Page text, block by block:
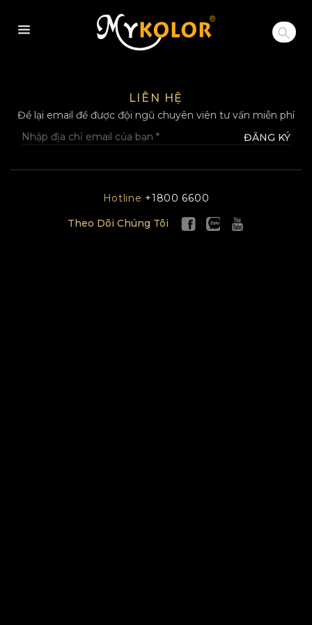
MYKOLOR
LIÊN HỆ
Để lại email để được đội ngũ chuyên viên tư vấn miễn phí
ĐĂNG KÝ
Hotline +1800 6600
Theo Dõi Chúng Tôi